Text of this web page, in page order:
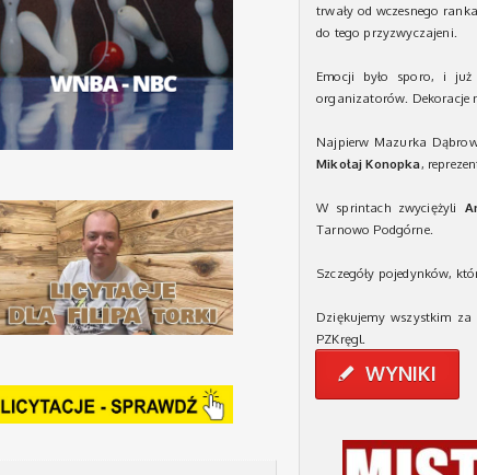
trwały od wczesnego
do tego przyzwyczajeni.
Emocji było sporo, i już
organizatorów. Dekoracje
Najpierw Mazurka
Mikołaj Konopka,
W sprintach zwyciężyli
Tarnowo Podgórne.
Szczegóły pojedynków,
Dziękujemy wszystkim
PZKręgl.
✎ WYNIKI